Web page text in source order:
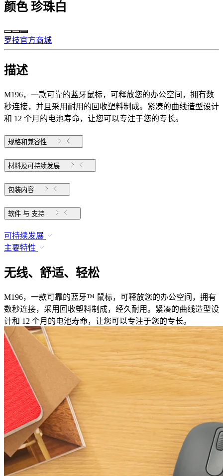
颜色 珍珠白
罗技官方商城
描述
M196，一款可靠的蓝牙鼠标，可释放您的办公空间，拥有数
秒连接，并且采用耐用的回收塑料制成。紧凑的曲线造型设计
和 12 个月的电池寿命，让您可以专注于您的专长。
规格和兼容性
材料及可持续发展
包装内容
软件 与 支持
可持续发展
主要特性
无线、舒适、轻松
M196，一款可靠的蓝牙™ 鼠标，可释放您的办公空间，拥有
数秒连接，采用回收塑料制成，经久耐用。紧凑的曲线造型设
计和 12 个月的电池寿命，让您可以专注于您的专长。